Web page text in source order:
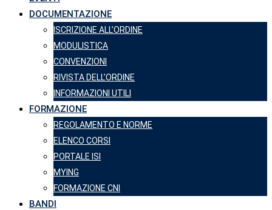
DOCUMENTAZIONE
ISCRIZIONE ALL’ORDINE
MODULISTICA
CONVENZIONI
RIVISTA DELL’ORDINE
INFORMAZIONI UTILI
FORMAZIONE
REGOLAMENTO E NORME
ELENCO CORSI
PORTALE ISI
MYING
FORMAZIONE CNI
BANDI